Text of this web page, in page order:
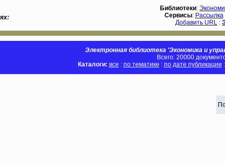
Библиотеки:
Сервисы: Рассылка
Добавить URL :
Электронная библиотека 'Экономика и
Всего: 20000
Каталоги: все : по тематике : по дате публикации :